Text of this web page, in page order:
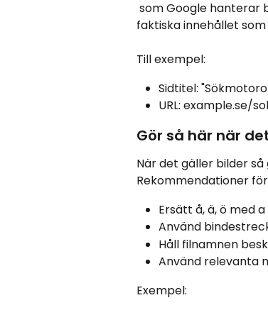
faktiska innehållet
Till exempel:
Sidtitel:
URL: example.se/
Gör så här när
När det gäller bilder så
Rekommendationer
Ersätt å, ä, ö med
Använd
Håll filnamnen
Använd relevanta
Exempel: